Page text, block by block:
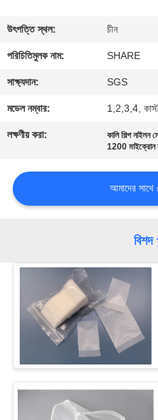
গুণমান
নিয়ন্ত্রণ
আমাদের
সাথে
করুন
মামলা
একটি
উদ্ধৃতি
অনুরোধ
উৎপত্তি স্থল: চীন
পরিচিতিমুলক নাম: SHARE
সাক্ষ্যদান: SGS
মডেল নম্বার: 1,2,3,4,
লক্ষণীয় করা: কালি শিল্প নাইলন
1200 মাইক্রোন
আমাদের
বিশদ